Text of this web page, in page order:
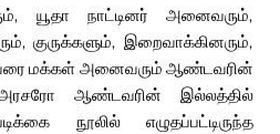
யூதா நாட்டினர் அனைவரும்,
குருக்களும், இறைவாக்கினரும்,
வரை மக்கள் அனைவரும் ஆண்டவரின்
ஆண்டவரின் இல்லத்தில்
நூலில் எழுதப்பட்டிருந்த